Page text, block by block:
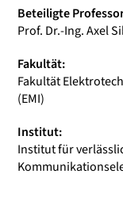
Beteiligte
Prof. Dr.-Ing. Axel
Fakultät:
Fakultät
(EMI)
Institut:
Institut für